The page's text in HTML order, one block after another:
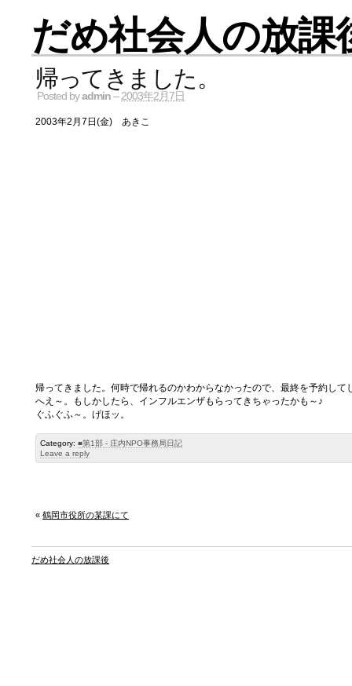
だめ社会人の放課
帰ってきました。
Posted byadmin –2003年2月7日
2003年2月7日(金) あきこ
帰ってきました。何時で帰れるのかわからなかったので、最終を予約し
へえ～。もしかしたら、インフルエンザもらってきちゃったかも～♪
ぐふぐふ～。げほッ。
Category: ■第1部 - 庄内NPO事務局日記
Leave a reply
« 鶴岡市役所の某課にて
だめ社会人の放課後